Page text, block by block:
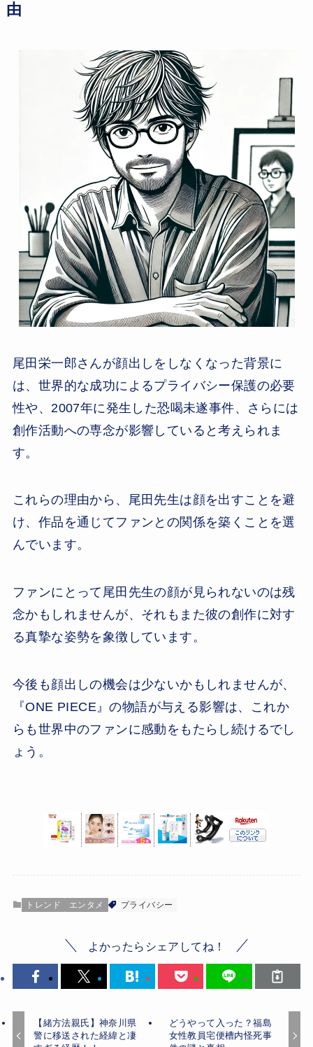
由
尾田栄一郎さんが顔出しをしなくなった背景に
は、世界的な成功によるプライバシー保護の必要
性や、2007年に発生した恐喝未遂事件、さらには
創作活動への専念が影響していると考えられま
す。
これらの理由から、尾田先生は顔を出すことを避
け、作品を通じてファンとの関係を築くことを選
んでいます。
ファンにとって尾田先生の顔が見られないのは残
念かもしれませんが、それもまた彼の創作に対す
る真摯な姿勢を象徴しています。
今後も顔出しの機会は少ないかもしれませんが、
『ONE PIECE』の物語が与える影響は、これか
らも世界中のファンに感動をもたらし続けるでし
ょう。
トレンド エンタメ プライバシー
よかったらシェアしてね！
【緒方法親氏】神奈川県
警に移送された経緯と凄
どうやって入った？福島
女性教員宅便槽内怪死事